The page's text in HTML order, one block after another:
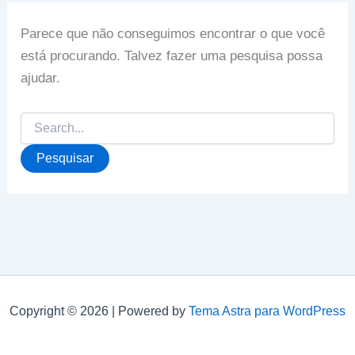
Parece que não conseguimos encontrar o que você
está procurando. Talvez fazer uma pesquisa possa
ajudar.
Pesquisar
por:
Copyright © 2026 | Powered by Tema Astra para WordPress